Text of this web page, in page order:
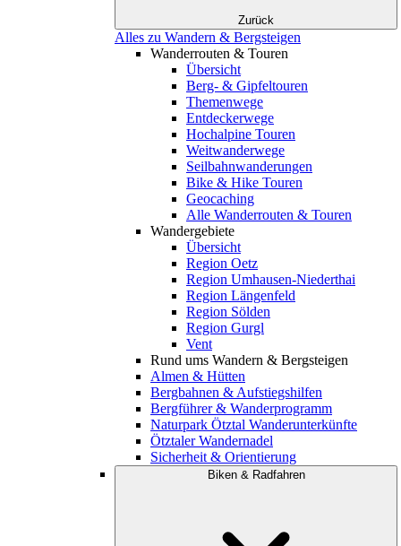
Zurück
Alles zu Wandern & Bergsteigen
Wanderrouten & Touren
Übersicht
Berg- & Gipfeltouren
Themenwege
Entdeckerwege
Hochalpine Touren
Weitwanderwege
Seilbahnwanderungen
Bike & Hike Touren
Geocaching
Alle Wanderrouten & Touren
Wandergebiete
Übersicht
Region Oetz
Region Umhausen-Niederthai
Region Längenfeld
Region Sölden
Region Gurgl
Vent
Rund ums Wandern & Bergsteigen
Almen & Hütten
Bergbahnen & Aufstiegshilfen
Bergführer & Wanderprogramm
Naturpark Ötztal Wanderunterkünfte
Ötztaler Wandernadel
Sicherheit & Orientierung
Biken & Radfahren